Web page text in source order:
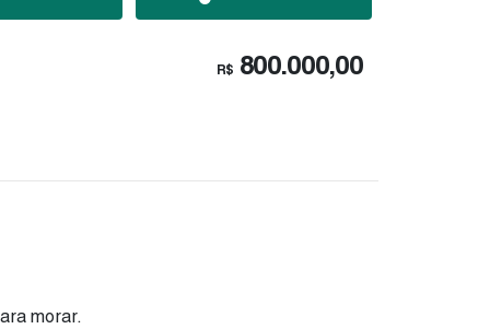
R$ 800.000,00
morar.